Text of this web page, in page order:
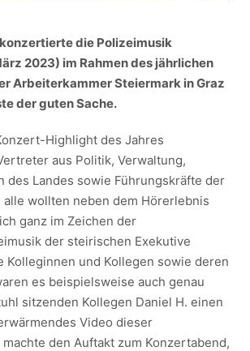
die Polizeimusik
2023) im Rahmen des jährlichen
Arbeiterkammer Steiermark in Graz
der guten Sache.
Highlight des Jahres
aus Politik, Verwaltung,
Landes sowie Führungskräfte der
wollten neben dem Hörerlebnis
ganz im Zeichen der
der steirischen Exekutive
und Kollegen sowie deren
es beispielsweise auch genau
sitzenden Kollegen Daniel H. einen
Video dieser
den Auftakt zum Konzertabend,